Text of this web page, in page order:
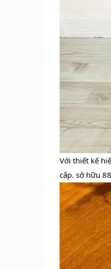
Với thiết kế
cấp. sở hữu